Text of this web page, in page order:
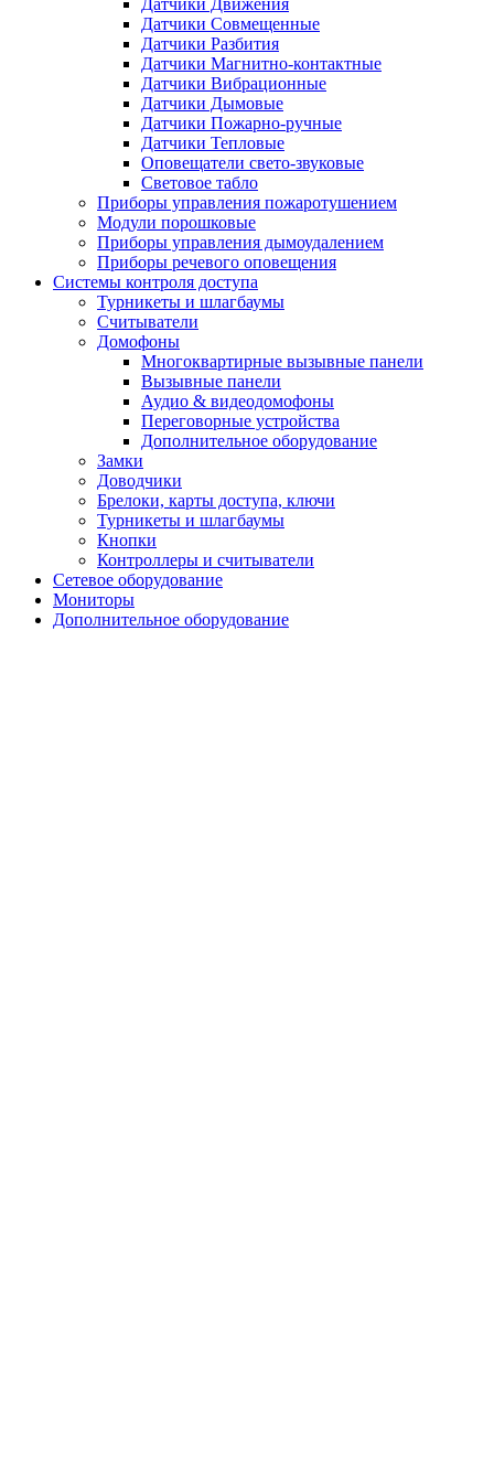
Датчики Совмещенные
Датчики Разбития
Датчики Магнитно-контактные
Датчики Вибрационные
Датчики Дымовые
Датчики Пожарно-ручные
Датчики Тепловые
Оповещатели свето-звуковые
Световое табло
Приборы управления пожаротушением
Модули порошковые
Приборы управления дымоудалением
Приборы речевого оповещения
Системы контроля доступа
Турникеты и шлагбаумы
Cчитыватели
Домофоны
Многоквартирные вызывные панели
Вызывные панели
Аудио & видеодомофоны
Переговорные устройства
Дополнительное оборудование
Замки
Доводчики
Брелоки, карты доступа, ключи
Турникеты и шлагбаумы
Кнопки
Контроллеры и считыватели
Сетевое оборудование
Мониторы
Дополнительное оборудование